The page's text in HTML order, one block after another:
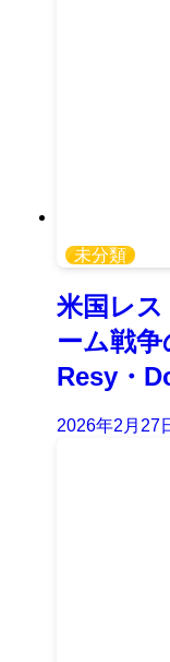
未分類
米国レ
ーム戦争
Resy・
2026年2月27